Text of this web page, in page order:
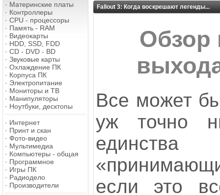
· Материнские платы
· Контроллеры
· CPU - процессоры
· Память - RAM
· Видеокарты
· HDD, SSD, FDD
· CD - DVD - BD
· Звуковые карты
· Охлаждение ПК
· Корпуса ПК
· Электропитание
· Мониторы и ТВ
· Манипуляторы
· Ноутбуки, десктопы
· Интернет
· Принт и скан
· Фото-видео
· Мультимедиа
· Компьютеры - общая
· Программное
· Игры ПК
· Радиодело
· Производители
Fallout 3: Когда воскрешают легенды...
Обзор
Все может
уж точно
если это